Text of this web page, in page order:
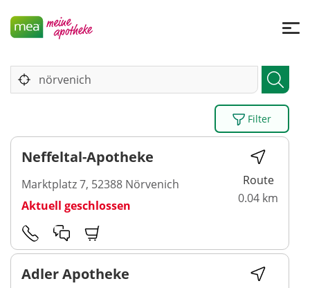
Filter
Neffeltal-Apotheke
Marktplatz 7, 52388 Nörvenich
Aktuell geschlossen
Route
0.04 km
Adler Apotheke